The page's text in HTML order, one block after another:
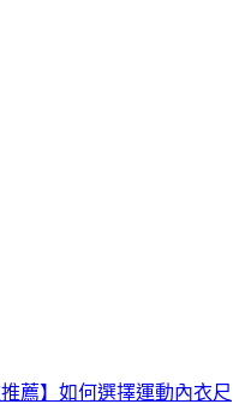
推薦】如何選擇運動內衣尺